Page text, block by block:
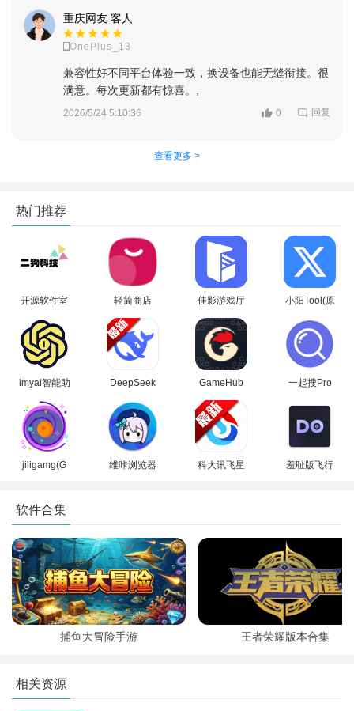
包】-【新人任务】，进入新人任务领取页面~新人可以先在这里
接新人任务，第一个任务完成是能获得100元奖励的，难度不
大，按照要求提交合格的作品即可
重庆网友 客人
OnePlus_13
兼容性好不同平台体验一致，换设备也能无缝衔接。很
满意。每次更新都有惊喜。,
2026/5/24 5:10:36 0 回复
查看更多 >
热门推荐
开源软件室
机版
轻简商店
app安卓手
机版
佳影游戏厅
2官方最新
版本
小阳Tool(原
最新版本
imyai智能助
手app最新
版本2026
DeepSeek
方手机版
GameHub
模拟器2026
最新版(盖世
游戏)
一起搜Pro
jiligamg(G
版2025
维咔浏览器
科大讯飞星
羞耻版飞行
软件合集
捕鱼大冒险手游 王者荣耀版本合集
相关资源